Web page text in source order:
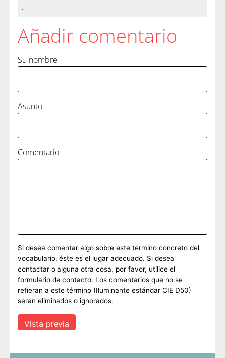
.
Añadir comentario
Su nombre
Asunto
Comentario
Si desea comentar algo sobre este término concreto del
vocabulario, éste es el lugar adecuado. Si desea
contactar o alguna otra cosa, por favor, utilice el
formulario de contacto. Los comentarios que no se
refieran a este término (Iluminante estándar CIE D50)
serán eliminados o ignorados.